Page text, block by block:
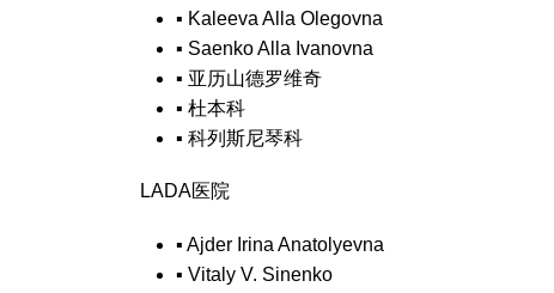
▪ Kaleeva Alla Olegovna
▪ Saenko Alla Ivanovna
▪ 亚历山德罗维奇
▪ 杜本科
▪ 科列斯尼琴科
LADA医院
▪ Ajder Irina Anatolyevna
▪ Vitaly V. Sinenko